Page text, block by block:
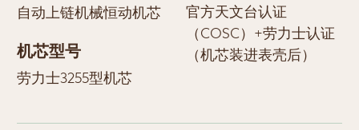
自动上链机械恒动机芯
机芯型号
劳力士3255型机芯
官方天文台认证
（COSC）+劳力士认证
（机芯装进表壳后）